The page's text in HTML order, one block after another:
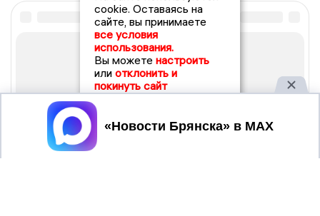
cookie. Оставаясь на
сайте, вы принимаете
все условия
использования.
Вы можете настроить
или отклонить и
покинуть сайт
Принять